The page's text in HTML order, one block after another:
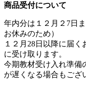
商品受付について
年内分は１２月２7日
お休みのため）
１２月28日以降に届
に受け取ります。
今期教材受け入れ準
が遅くなる場合もござ